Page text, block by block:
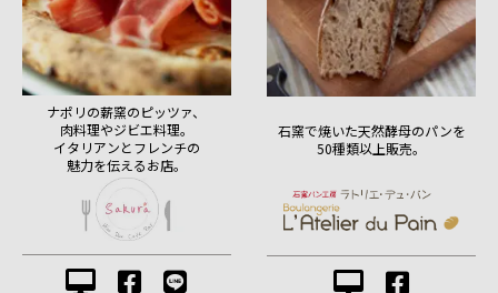
ナポリの薪窯のピッツァ、
肉料理やジビエ料理。
イタリアンとフレンチの
魅力を伝えるお店。
石窯で焼いた天然酵母のパンを
50種類以上販売。